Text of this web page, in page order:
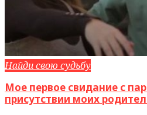
Найди свою судьбу
Мое первое свидание с
присутствии моих